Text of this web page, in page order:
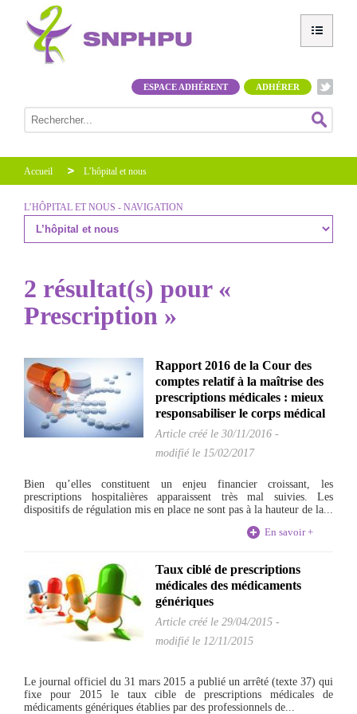
ADHÉRER
ESPACE ADHÉRENT
Accueil L’hôpital et nous
L’HÔPITAL ET NOUS - NAVIGATION
2 résultat(s) pour «
Prescription »
Rapport 2016 de la Cour des
comptes relatif à la maîtrise des
prescriptions médicales : mieux
responsabiliser le corps médical
Article créé le 30/11/2016 -
modifié le 15/02/2017
Bien qu’elles constituent un enjeu financier croissant, les
prescriptions hospitalières apparaissent très mal suivies. Les
dispositifs de régulation mis en place ne sont pas à la hauteur de la...
En savoir +
Taux ciblé de prescriptions
médicales des médicaments
génériques
Article créé le 29/04/2015 -
modifié le 12/11/2015
Le journal officiel du 31 mars 2015 a publié un arrêté (texte 37) qui
fixe pour 2015 le taux cible de prescriptions médicales de
médicaments génériques établies par des professionnels de...